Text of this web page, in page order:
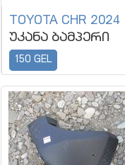
TOYOTA CHR 2024
უკანა ბამპერი
150 GEL